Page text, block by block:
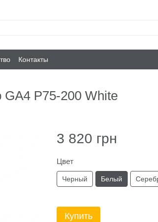
Контакты
P75-200 White
3 820 грн
Цвет
Черный Белый
Купить